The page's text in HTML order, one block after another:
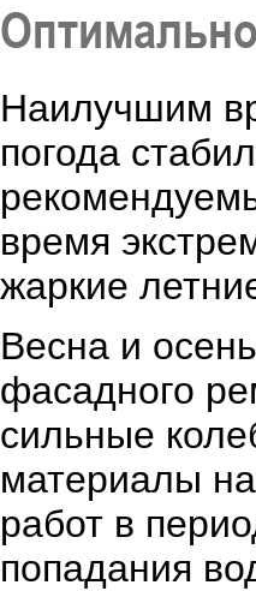
Наилучшим
погода
время
жаркие
Весна и
фасадного
сильные
материалы
работ в
попадания